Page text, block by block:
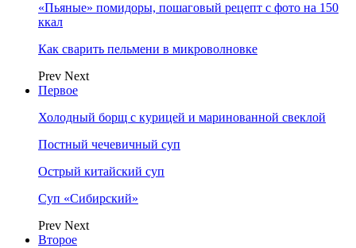
«Пьяные» помидоры, пошаговый рецепт с фото на 150
ккал
Как сварить пельмени в микроволновке
Prev Next
Первое
Холодный борщ с курицей и маринованной свеклой
Постный чечевичный суп
Острый китайский суп
Суп «Сибирский»
Prev Next
Второе